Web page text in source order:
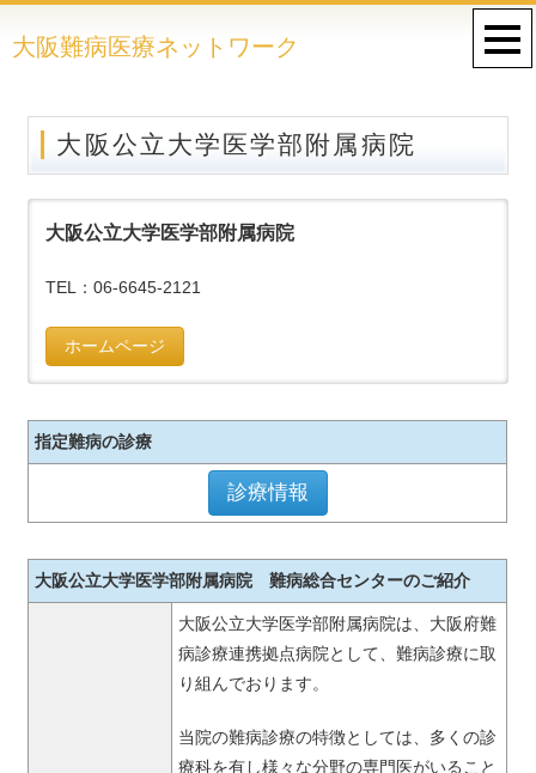
大阪難病医療ネットワーク
大阪公立大学医学部附属病院
大阪公立大学医学部附属病院
TEL：06-6645-2121
ホームページ
指定難病の診療
診療情報
大阪公立大学医学部附属病院 難病総合センターのご紹介
大阪公立大学医学部附属病院は、大阪府難
病診療連携拠点病院として、難病診療に取
り組んでおります。
当院の難病診療の特徴としては、多くの診
療科を有し様々な分野の専門医がいること